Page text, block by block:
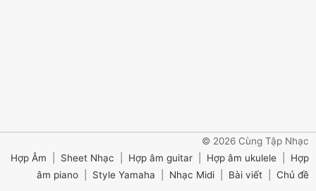
© 2026 Cùng Tập Nhạc
Hợp Âm
Sheet Nhạc Hợp âm guitar Hợp âm ukulele
Hợp
âm piano
Style Yamaha Nhạc Midi Bài viết Chủ đề